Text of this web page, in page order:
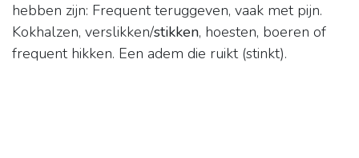
hebben zijn: Frequent teruggeven, vaak met pijn.
Kokhalzen, verslikken/stikken, hoesten, boeren of
frequent hikken. Een adem die ruikt (stinkt).